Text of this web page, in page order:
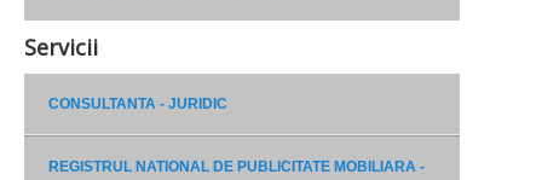
Servicii
CONSULTANTA - JURIDIC
REGISTRUL NATIONAL DE PUBLICITATE MOBILIARA -